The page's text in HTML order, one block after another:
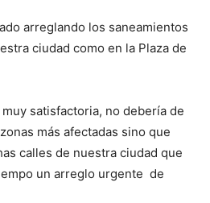
arreglando los saneamientos
ciudad como en la Plaza de
satisfactoria, no debería de
más afectadas sino que
calles de nuestra ciudad que
un arreglo urgente de